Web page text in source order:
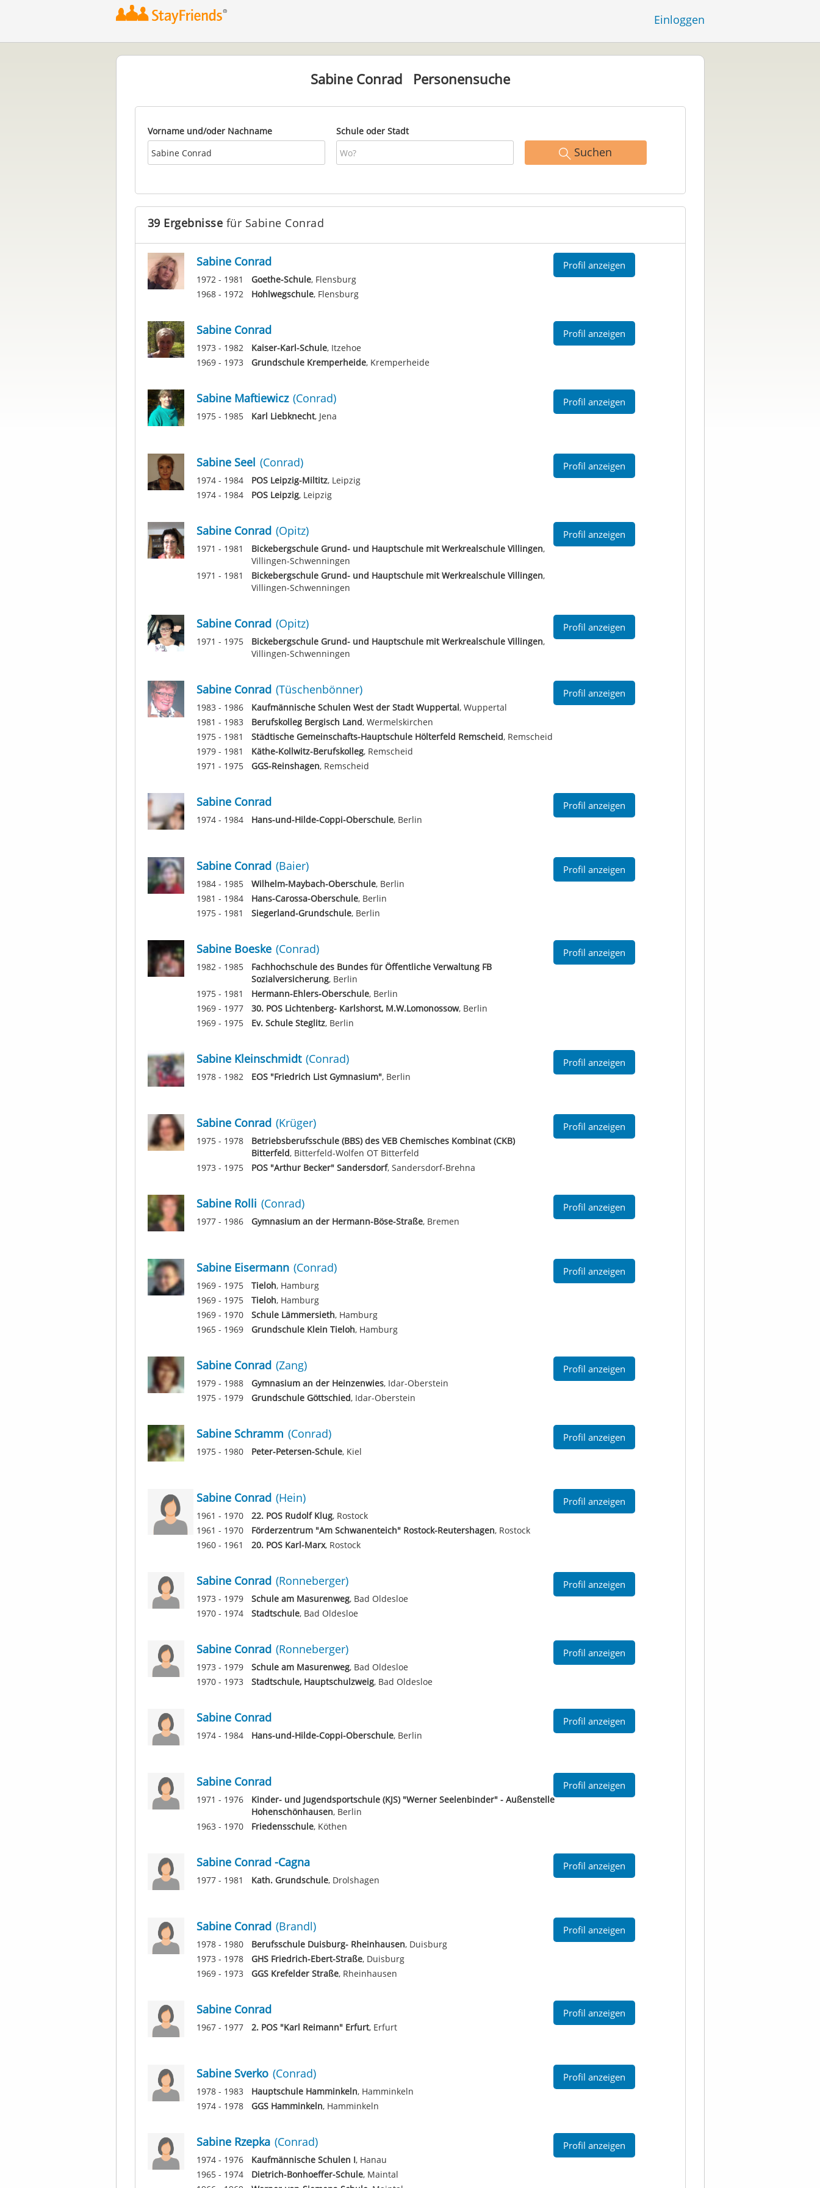
Einloggen
Sabine ConradPersonensuche
Vorname und/oder Nachname Schule oder Stadt
Suchen
39 Ergebnisse für Sabine Conrad
Sabine Conrad
1972 - 1981 Goethe-Schule, Flensburg
1968 - 1972
Hohlwegschule, Flensburg
Profil anzeigen
Sabine Conrad
1973 - 1982 Kaiser-Karl-Schule, Itzehoe
1969 - 1973
Grundschule Kremperheide, Kremperheide
Profil anzeigen
Sabine Maftiewicz (Conrad)
1975 - 1985 Karl Liebknecht, Jena
Profil anzeigen
Sabine Seel (Conrad)
1974 - 1984 POS Leipzig-Miltitz, Leipzig
1974 - 1984
POS Leipzig, Leipzig
Profil anzeigen
Sabine Conrad (Opitz)
1971 - 1981 Bickebergschule Grund- und Hauptschule mit Werkrealschule Villingen,
Villingen-Schwenningen
1971 - 1981
Bickebergschule Grund- und Hauptschule mit Werkrealschule Villingen,
Villingen-Schwenningen
Profil anzeigen
Sabine Conrad (Opitz)
1971 - 1975 Bickebergschule Grund- und Hauptschule mit Werkrealschule Villingen,
Villingen-Schwenningen
Profil anzeigen
Sabine Conrad (Tüschenbönner)
1983 - 1986 Kaufmännische Schulen West der Stadt Wuppertal, Wuppertal
1981 - 1983
Berufskolleg Bergisch Land, Wermelskirchen
1975 - 1981
Städtische Gemeinschafts-Hauptschule Hölterfeld Remscheid, Remscheid
1979 - 1981
Käthe-Kollwitz-Berufskolleg, Remscheid
1971 - 1975
GGS-Reinshagen, Remscheid
Profil anzeigen
Sabine Conrad
1974 - 1984 Hans-und-Hilde-Coppi-Oberschule, Berlin
Profil anzeigen
Sabine Conrad (Baier)
1984 - 1985 Wilhelm-Maybach-Oberschule, Berlin
1981 - 1984
Hans-Carossa-Oberschule, Berlin
1975 - 1981
Siegerland-Grundschule, Berlin
Profil anzeigen
Sabine Boeske (Conrad)
1982 - 1985
Fachhochschule des Bundes für Öffentliche Verwaltung FB
Sozialversicherung, Berlin
1975 - 1981
Hermann-Ehlers-Oberschule, Berlin
1969 - 1977
30. POS Lichtenberg- Karlshorst, M.W.Lomonossow, Berlin
1969 - 1975
Ev. Schule Steglitz, Berlin
Profil anzeigen
Sabine Kleinschmidt (Conrad)
1978 - 1982 EOS "Friedrich List Gymnasium", Berlin
Profil anzeigen
Sabine Conrad (Krüger)
1975 - 1978
Betriebsberufsschule (BBS) des VEB Chemisches Kombinat (CKB)
Bitterfeld, Bitterfeld-Wolfen OT Bitterfeld
1973 - 1975
POS "Arthur Becker" Sandersdorf, Sandersdorf-Brehna
Profil anzeigen
Sabine Rolli (Conrad)
1977 - 1986 Gymnasium an der Hermann-Böse-Straße, Bremen
Profil anzeigen
Sabine Eisermann (Conrad)
1969 - 1975 Tieloh, Hamburg
1969 - 1975
Tieloh, Hamburg
1969 - 1970
Schule Lämmersieth, Hamburg
1965 - 1969
Grundschule Klein Tieloh, Hamburg
Profil anzeigen
Sabine Conrad (Zang)
1979 - 1988 Gymnasium an der Heinzenwies, Idar-Oberstein
1975 - 1979
Grundschule Göttschied, Idar-Oberstein
Profil anzeigen
Sabine Schramm (Conrad)
1975 - 1980 Peter-Petersen-Schule, Kiel
Profil anzeigen
Sabine Conrad (Hein)
1961 - 1970 22. POS Rudolf Klug, Rostock
1961 - 1970
Förderzentrum "Am Schwanenteich" Rostock-Reutershagen, Rostock
1960 - 1961
20. POS Karl-Marx, Rostock
Profil anzeigen
Sabine Conrad (Ronneberger)
1973 - 1979 Schule am Masurenweg, Bad Oldesloe
1970 - 1974
Stadtschule, Bad Oldesloe
Profil anzeigen
Sabine Conrad (Ronneberger)
1973 - 1979 Schule am Masurenweg, Bad Oldesloe
1970 - 1973
Stadtschule, Hauptschulzweig, Bad Oldesloe
Profil anzeigen
Sabine Conrad
1974 - 1984 Hans-und-Hilde-Coppi-Oberschule, Berlin
Profil anzeigen
Sabine Conrad
1971 - 1976
Kinder- und Jugendsportschule (KJS) "Werner Seelenbinder" - Außenstelle
Hohenschönhausen, Berlin
1963 - 1970
Friedensschule, Köthen
Profil anzeigen
Sabine Conrad -Cagna
1977 - 1981 Kath. Grundschule, Drolshagen
Profil anzeigen
Sabine Conrad (Brandl)
1978 - 1980 Berufsschule Duisburg- Rheinhausen, Duisburg
1973 - 1978
GHS Friedrich-Ebert-Straße, Duisburg
1969 - 1973
GGS Krefelder Straße, Rheinhausen
Profil anzeigen
Sabine Conrad
1967 - 1977 2. POS "Karl Reimann" Erfurt, Erfurt
Profil anzeigen
Sabine Sverko (Conrad)
1978 - 1983 Hauptschule Hamminkeln, Hamminkeln
1974 - 1978
GGS Hamminkeln, Hamminkeln
Profil anzeigen
Sabine Rzepka (Conrad)
1974 - 1976 Kaufmännische Schulen I, Hanau
1965 - 1974
Dietrich-Bonhoeffer-Schule, Maintal
Profil anzeigen